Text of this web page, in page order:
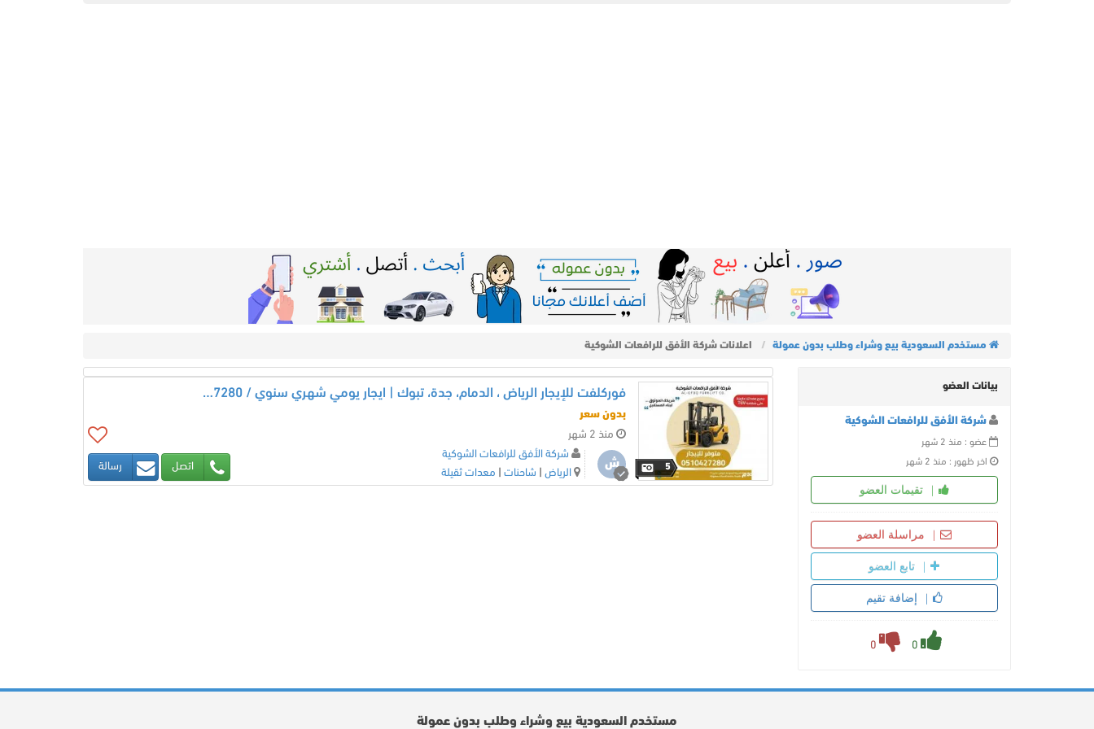
مستخدم السعودية بيع وشراء وطلب بدون عمولة اعلانات شركة الأفق للرافعات الشوكية
بيانات العضو
شركة الأفق للرافعات الشوكية
عضو : منذ 2 شهر
اخر ظهور : منذ 2 شهر
تقيمات العضو
مراسلة العضو
تابع العضو
إضافة تقيم
0
0
5
فوركلفت للإيجار الرياض ، الدمام، جدة، تبوك | ايجار يومي شهري سنوي / 0510427280
بدون سعر
منذ 2 شهر
ش
شركة الأفق للرافعات الشوكية
الرياض| شاحنات| معدات ثقيلة
اتصل رسالة
مستخدم السعودية بيع وشراء وطلب بدون عمولة